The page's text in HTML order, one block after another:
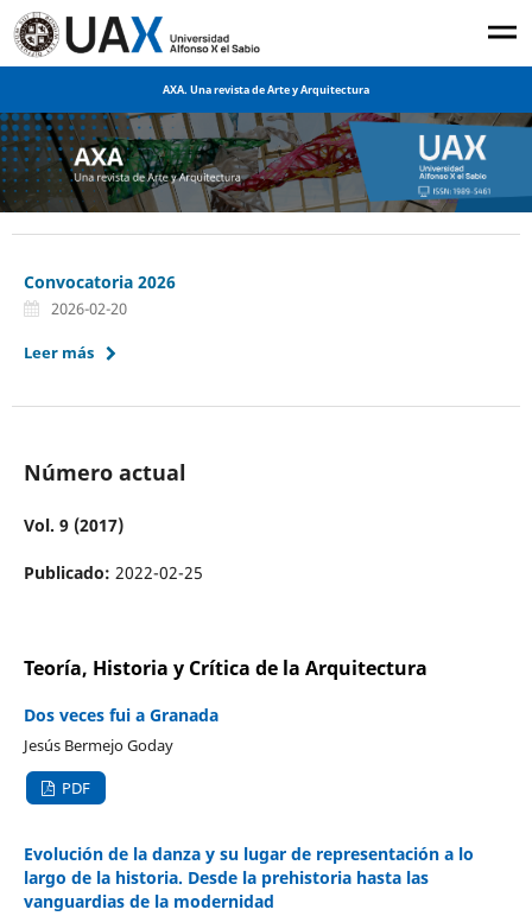
AXA. Una revista de Arte y Arquitectura
Convocatoria 2026
2026-02-20
Leer más
Número actual
Vol. 9 (2017)
Publicado: 2022-02-25
Teoría, Historia y Crítica de la Arquitectura
Dos veces fui a Granada
Jesús Bermejo Goday
PDF
Evolución de la danza y su lugar de representación a lo
largo de la historia. Desde la prehistoria hasta las
vanguardias de la modernidad